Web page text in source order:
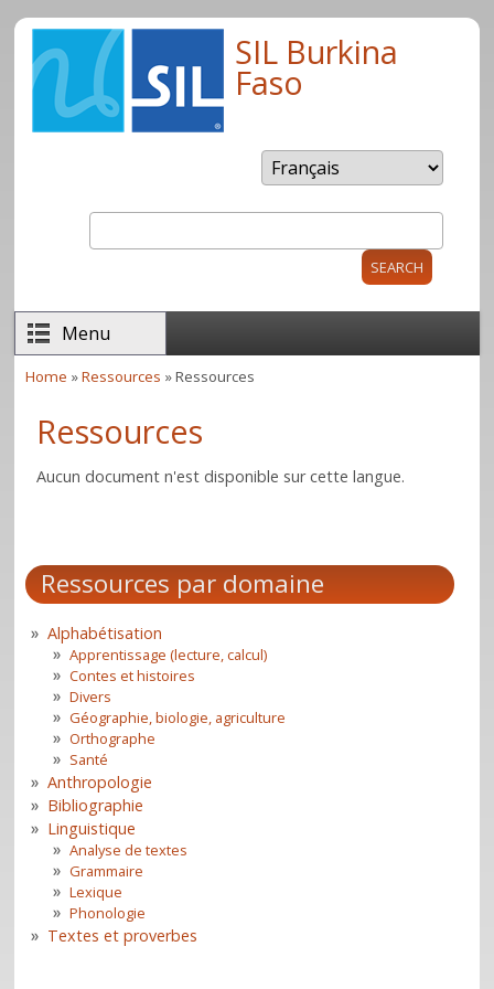
Skip to main content SIL Burkina
Faso
Search form
Menu
Home »Ressources » Ressources
Ressources
Aucun document n'est disponible sur cette langue.
Ressources par domaine
Alphabétisation
Apprentissage (lecture, calcul)
Contes et histoires
Divers
Géographie, biologie, agriculture
Orthographe
Santé
Anthropologie
Bibliographie
Linguistique
Analyse de textes
Grammaire
Lexique
Phonologie
Textes et proverbes